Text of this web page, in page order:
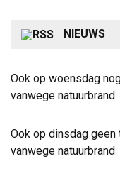
NIEUWS
Ook op woensdag
vanwege natuurbrand
Ook op dinsdag geen
vanwege natuurbrand